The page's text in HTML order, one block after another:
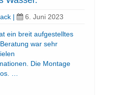
| 6. Juni 2023
ein breit aufgestelltes
war sehr
Die Montage
…